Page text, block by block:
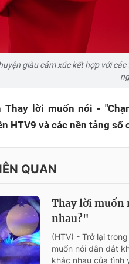
giàu cảm xúc kết hợp với
Thay lời muốn nói -
HTV9 và các nền tảng số
QUAN
Thay lời muốn
nhau?"
(HTV) - Trở lại
muốn nói dẫn dắt
khác nhau của tình